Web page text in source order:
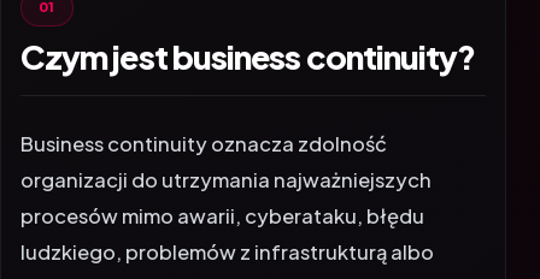
Czym jest business continuity?
organizacji do utrzymania najważniejszych
procesów mimo awarii, cyberataku, błędu
ludzkiego, problemów z infrastrukturą albo
innego nieprzewidzianego zdarzenia. W